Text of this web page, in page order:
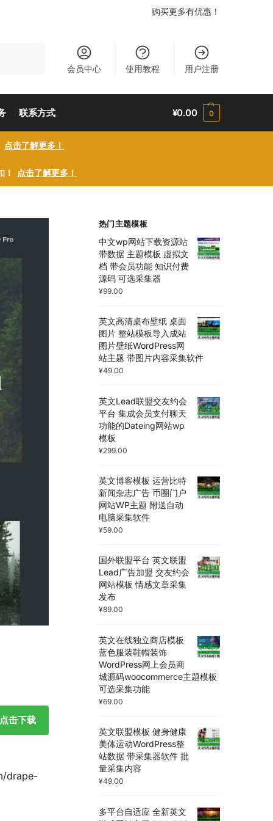
购买更多有优惠！
会员中心 使用教程 用户注册
联系方式 ¥0.00 0
点击了解更多！
！ 点击了解更多！
击下载
drape-
热门主题模板
中文wp网站下载资源站
带数据 主题模板 虚拟文
档 带会员功能 知识付费
源码 可选采集器
¥99.00
英文高清桌布壁纸 桌面
图片 整站模板导入成站
图片壁纸WordPress网
站主题 带图片内容采集软件
¥49.00
英文Lead联盟交友约会
平台 集成会员支付聊天
功能的Dateing网站wp
模板
¥299.00
英文博客模板 运营比特
新闻杂志广告 币圈门户
网站WP主题 附送自动
电脑采集软件
¥59.00
国外联盟平台 英文联盟
Lead广告加盟 交友约会
网站模板 情感文章采集
发布
¥89.00
英文在线独立商店模板
蓝色服装鞋帽装饰
WordPress网上会员商
城源码woocommerce主题模板
可选采集功能
¥69.00
英文联盟模板 健身健康
美体运动WordPress整
站数据 带采集器软件 批
量采集内容
¥49.00
多平台自适应 全新英文